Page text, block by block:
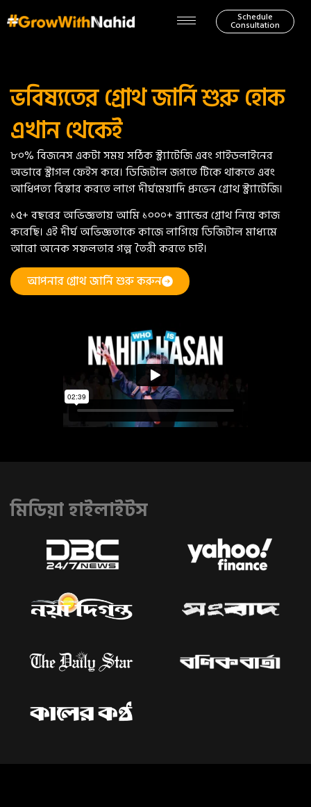
Schedule
Consultation
ভবিষ্যতের গ্রোথ জার্নি শুরু হোক
এখান থেকেই
৮০% বিজনেস একটা সময় সঠিক স্ট্র্যাটেজি এবং গাইডলাইনের
অভাবে স্ট্রাগল ফেইস করে। ডিজিটাল জগতে টিকে থাকতে এবং
আধিপত্য বিস্তার করতে লাগে দীর্ঘমেয়াদি প্রুভেন গ্রোথ স্ট্র্যাটেজি।
১৫+ বছরের অভিজ্ঞতায় আমি ১০০০+ ব্র্যান্ডের গ্রোথ নিয়ে কাজ
করেছি। এই দীর্ঘ অভিজ্ঞতাকে কাজে লাগিয়ে ডিজিটাল মাধ্যমে
আরো অনেক সফলতার গল্প তৈরী করতে চাই।
আপনার গ্রোথ জার্নি শুরু করুন
মিডিয়া হাইলাইটস